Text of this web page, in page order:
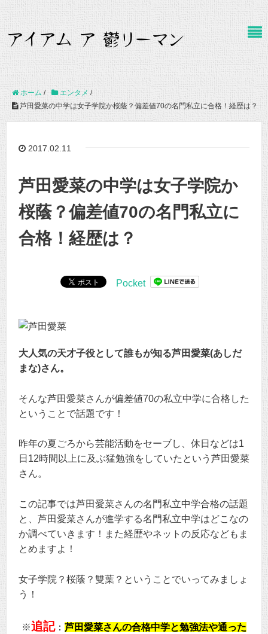
ホーム / エンタメ /
芦田愛菜の中学は女子学院か桜蔭？偏差値70の名門私立に合格！経歴は？
2017.02.11
芦田愛菜の中学は女子学院か
桜蔭？偏差値70の名門私立に
合格！経歴は？
Pocket
大人気の天才子役として誰もが知る芦田愛菜(あしだ
まな)さん。
そんな芦田愛菜さんが偏差値70の私立中学に合格した
ということで話題です！
昨年の夏ごろから芸能活動をセーブし、休日などは1
日12時間以上に及ぶ猛勉強をしていたという芦田愛菜
さん。
この記事では芦田愛菜さんの名門私立中学合格の話題
と、芦田愛菜さんが進学する名門私立中学はどこなの
か調べていきます！また経歴やネットの反応などもま
とめますよ！
女子学院？桜蔭？雙葉？ということでいってみましょ
う！
※追記： 芦田愛菜さんの合格中学と勉強法や通った